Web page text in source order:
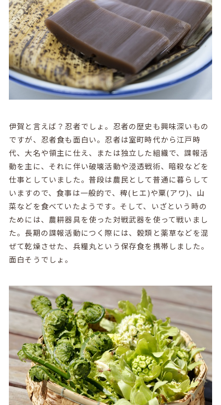
伊賀と言えば？忍者でしょ。忍者の歴史も興味深いもの
ですが、忍者食も面白い。忍者は室町時代から江戸時
代、大名や領主に仕え、または独立した組織で、諜報活
動を主に、それに伴い破壊活動や浸透戦術、暗殺などを
仕事としていました。普段は農民として普通に暮らして
いますので、食事は一般的で、稗(ヒエ)や粟(アワ)、山
菜などを食べていたようです。そして、いざという時の
ためには、農耕器具を使った対戦武器を使って戦いまし
た。長期の諜報活動につく際には、穀類と薬草などを混
ぜて乾燥させた、兵糧丸という保存食を携帯しました。
面白そうでしょ。